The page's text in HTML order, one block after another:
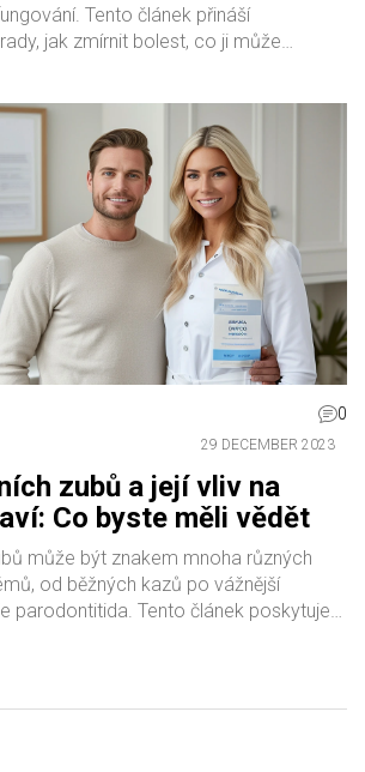
Tento článek přináší
jak zmírnit bolest, co ji může
mohou pomoci v péči o své zuby.
0
29 DECEMBER 2023
zubů a její vliv na
Co byste měli vědět
může být znakem mnoha různých
od běžných kazů po vážnější
parodontitida. Tento článek poskytuje
vaše zuby a celkové zdraví v